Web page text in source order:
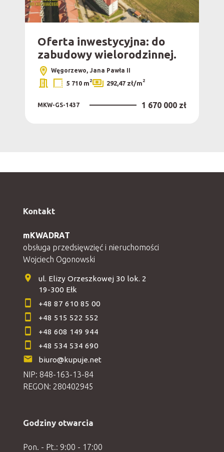
Oferta inwestycyjna: do
zabudowy wielorodzinnej.
Węgorzewo, Jana Pawła II
5 710 m2 292,47 zł/m2
MKW-GS-1437 1 670 000 zł
Kontakt
mKWADRAT
obsługa przedsięwzięć i nieruchomości
Wojciech Ogonowski
ul. Elizy Orzeszkowej 30 lok. 2
19-300 Ełk
+48 87 610 85 00
+48 515 522 552
+48 608 149 944
+48 534 534 690
biuro@kupuje.net
NIP: 848-163-13-84
REGON: 280402945
Godziny otwarcia
Pon. - Pt.: 9:00 - 17:00